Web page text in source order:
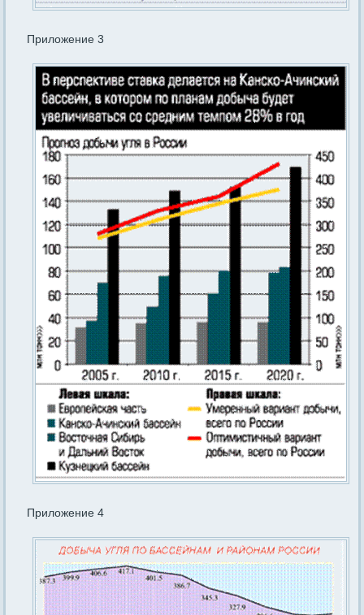
Приложение 3
Приложение 4